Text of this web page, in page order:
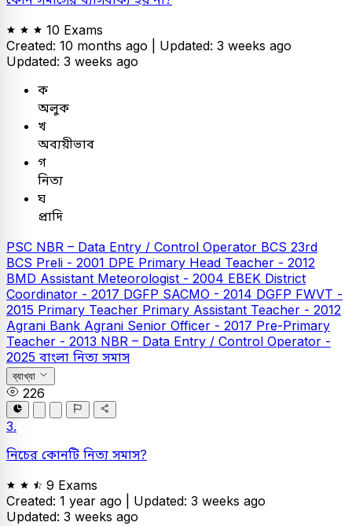
10 Exams
Created: 10 months ago | Updated: 3 weeks ago
Updated: 3 weeks ago
ক
অলুক
খ
অব্যয়ীভাব
গ
নিত্য
ঘ
প্রাদি
PSC NBR – Data Entry / Control Operator BCS 23rd
BCS Preli - 2001 DPE Primary Head Teacher - 2012
BMD Assistant Meteorologist - 2004 EBEK District
Coordinator - 2017 DGFP SACMO - 2014 DGFP FWVT -
2015 Primary Teacher Primary Assistant Teacher - 2012
Agrani Bank Agrani Senior Officer - 2017 Pre-Primary
Teacher - 2013 NBR – Data Entry / Control Operator -
2025 বাংলা নিত্য সমাস
ব্যাখ্যা
226
3.
নিচের কোনটি নিত্য সমাস?
9 Exams
Created: 1 year ago | Updated: 3 weeks ago
Updated: 3 weeks ago